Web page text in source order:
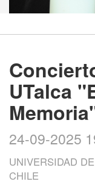
UTalca
24-09-2025
UNIVERSIDAD
CHILE